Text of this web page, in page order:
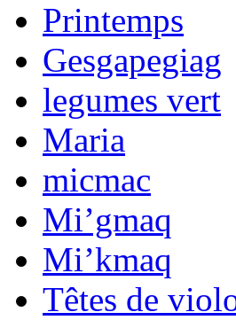
Printemps
Gesgapegiag
legumes vert
Maria
micmac
Mi’gmaq
Mi’kmaq
Têtes de